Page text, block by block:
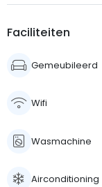
Faciliteiten
Gemeubileerd
Wifi
Wasmachine
Airconditioning